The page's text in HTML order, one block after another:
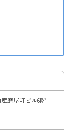
磨屋町ビル6階